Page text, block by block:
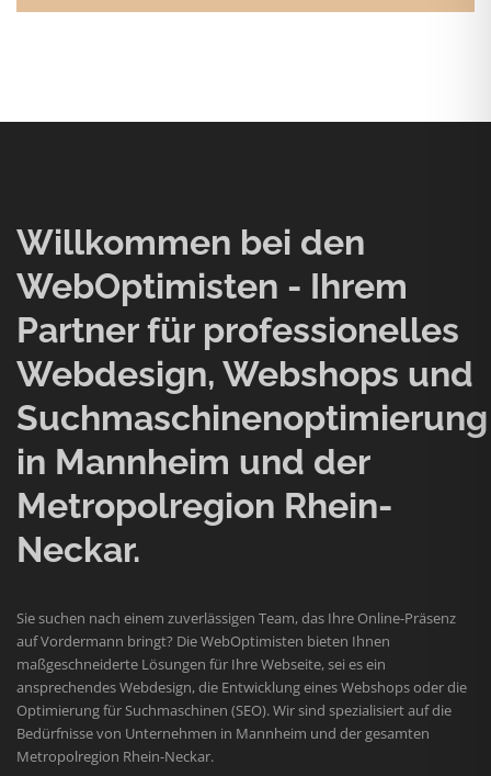
Willkommen bei den
WebOptimisten - Ihrem
Partner für professionelles
Webdesign, Webshops und
Suchmaschinenoptimierung
in Mannheim und der
Metropolregion Rhein-
Neckar.
Sie suchen nach einem zuverlässigen Team, das Ihre Online-Präsenz
auf Vordermann bringt? Die WebOptimisten bieten Ihnen
maßgeschneiderte Lösungen für Ihre Webseite, sei es ein
ansprechendes Webdesign, die Entwicklung eines Webshops oder die
Optimierung für Suchmaschinen (SEO). Wir sind spezialisiert auf die
Bedürfnisse von Unternehmen in Mannheim und der gesamten
Metropolregion Rhein-Neckar.